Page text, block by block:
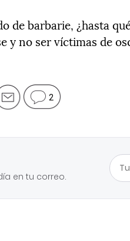
de barbarie, ¿hasta
y no ser víctimas de
2
en tu correo.